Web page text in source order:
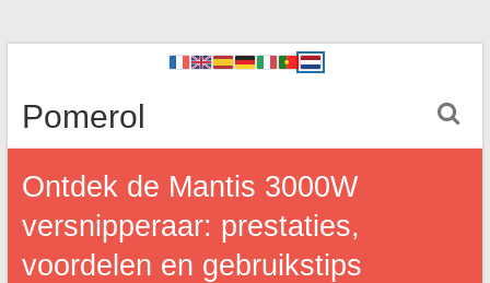
Pomerol
Ontdek de Mantis 3000W
versnipperaar: prestaties,
voordelen en gebruikstips